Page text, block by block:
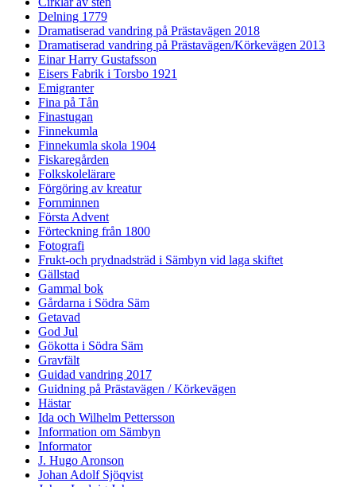
Delning 1779
Dramatiserad vandring på Prästavägen 2018
Dramatiserad vandring på Prästavägen/Körkevägen 2013
Einar Harry Gustafsson
Eisers Fabrik i Torsbo 1921
Emigranter
Fina på Tån
Finastugan
Finnekumla
Finnekumla skola 1904
Fiskaregården
Folkskolelärare
Förgöring av kreatur
Fornminnen
Första Advent
Förteckning från 1800
Fotografi
Frukt-och prydnadsträd i Sämbyn vid laga skiftet
Gällstad
Gammal bok
Gårdarna i Södra Säm
Getavad
God Jul
Gökotta i Södra Säm
Gravfält
Guidad vandring 2017
Guidning på Prästavägen / Körkevägen
Hästar
Ida och Wilhelm Pettersson
Information om Sämbyn
Informator
J. Hugo Aronson
Johan Adolf Sjöqvist